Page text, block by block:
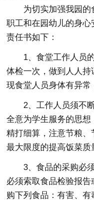
为切实加强我园
职工和在园幼儿的身
责任书如下：
1、食堂工作人员
体检一次，做到人人
现食堂人员身体有异常
2、工作人员须不
全意为学生服务的思
精打细算，注意节粮
最大限度的提高饭菜质
3、食品的采购必
必须索取食品检验报
购下列食品：有害、